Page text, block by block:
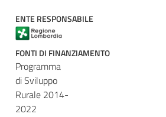
ENTE RESPONSABILE
FONTI DI FINANZIAMENTO
Programma
di Sviluppo
Rurale 2014-
2022